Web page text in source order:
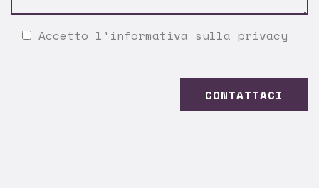
Accetto l' informativa sulla privacy